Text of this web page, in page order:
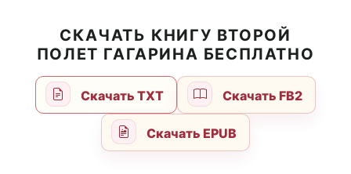
СКАЧАТЬ КНИГУ ВТОРОЙ
ПОЛЕТ ГАГАРИНА БЕСПЛАТНО
Скачать TXT Скачать FB2
Скачать EPUB